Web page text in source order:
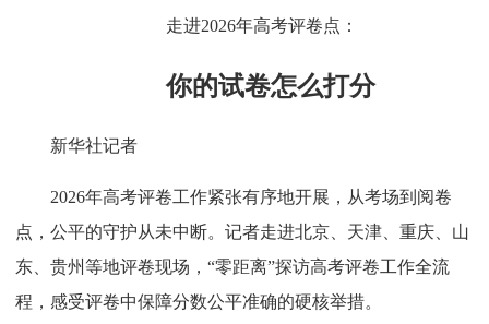
走进2026年高考评卷点：
你的试卷怎么打分
新华社记者
2026年高考评卷工作紧张有序地开展，从考场到阅卷
点，公平的守护从未中断。记者走进北京、天津、重庆、山
东、贵州等地评卷现场，“零距离”探访高考评卷工作全流
程，感受评卷中保障分数公平准确的硬核举措。